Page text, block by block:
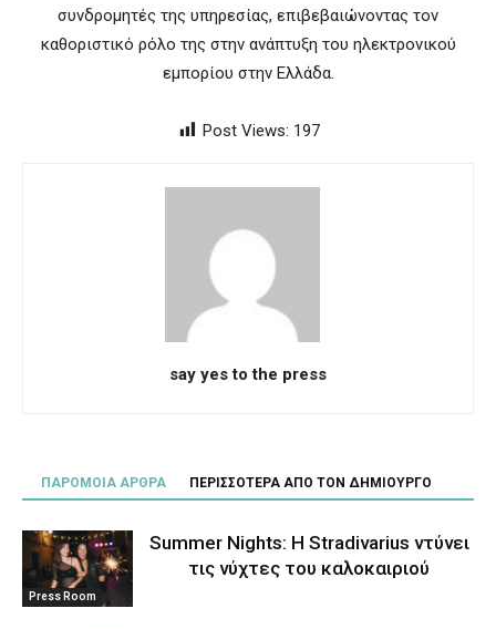
συνδρομητές της υπηρεσίας, επιβεβαιώνοντας τον
καθοριστικό ρόλο της στην ανάπτυξη του ηλεκτρονικού
εμπορίου στην Ελλάδα.
Post Views: 197
say yes to the press
ΠΑΡΟΜΟΙΑ ΑΡΘΡΑ ΠΕΡΙΣΣΟΤΕΡΑ ΑΠΟ ΤΟΝ ΔΗΜΙΟΥΡΓΟ
Press Room
Summer Nights: Η Stradivarius ντύνει
τις νύχτες του καλοκαιριού